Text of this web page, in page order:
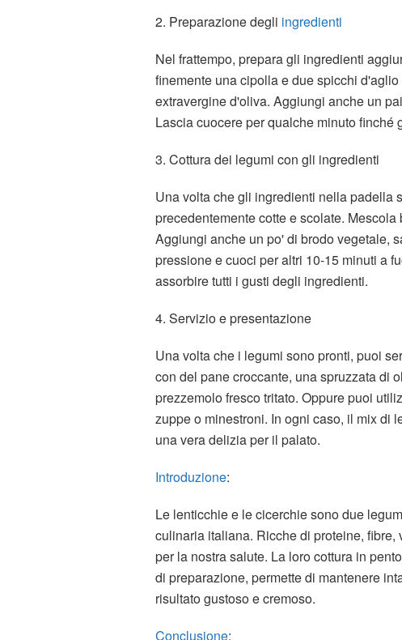
2. Preparazione degli ingredienti
Nel frattempo, prepara gli ingredienti
finemente una cipolla e due spicchi
extravergine d'oliva. Aggiungi anche un
Lascia cuocere per qualche minuto
3. Cottura dei legumi con gli ingredienti
Una volta che gli ingredienti nella padella
precedentemente cotte e scolate.
Aggiungi anche un po' di brodo vegetale,
pressione e cuoci per altri 10-15 minuti a
assorbire tutti i gusti degli ingredienti.
4. Servizio e presentazione
Una volta che i legumi sono pronti, puoi
con del pane croccante, una spruzzata di
prezzemolo fresco tritato. Oppure puoi
zuppe o minestroni. In ogni caso, il mix di
una vera delizia per il palato.
Introduzione:
Le lenticchie e le cicerchie sono due
culinaria italiana. Ricche di proteine,
per la nostra salute. La loro cottura in
di preparazione, permette di mantenere
risultato gustoso e cremoso.
Conclusione: